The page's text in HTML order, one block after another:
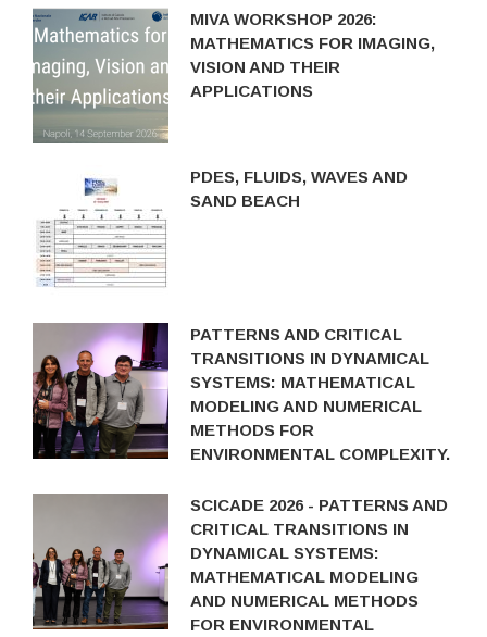
MIVA WORKSHOP 2026:
MATHEMATICS FOR IMAGING,
VISION AND THEIR
APPLICATIONS
PDES, FLUIDS, WAVES AND
SAND BEACH
PATTERNS AND CRITICAL
TRANSITIONS IN DYNAMICAL
SYSTEMS: MATHEMATICAL
MODELING AND NUMERICAL
METHODS FOR
ENVIRONMENTAL COMPLEXITY.
SCICADE 2026 - PATTERNS AND
CRITICAL TRANSITIONS IN
DYNAMICAL SYSTEMS:
MATHEMATICAL MODELING
AND NUMERICAL METHODS
FOR ENVIRONMENTAL